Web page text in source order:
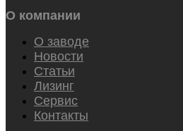
О компании
О заводе
Новости
Статьи
Лизинг
Сервис
Контакты